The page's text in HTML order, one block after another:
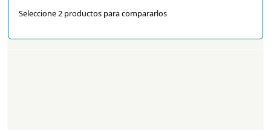
Seleccione 2 productos para compararlos